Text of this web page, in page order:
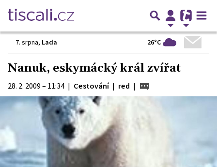
7. srpna, Lada 26°C
Nanuk, eskymácký král zvířat
28. 2. 2009 – 11:34 | Cestování | red |